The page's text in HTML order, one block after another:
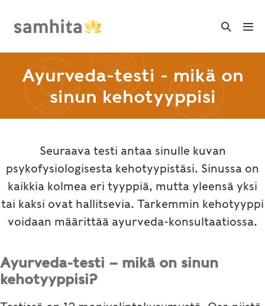
Search
Ayurveda-testi - mikä on
sinun kehotyyppisi
Seuraava testi antaa sinulle kuvan
psykofysiologisesta kehotyypistäsi. Sinussa on
kaikkia kolmea eri tyyppiä, mutta yleensä yksi
tai kaksi ovat hallitsevia. Tarkemmin kehotyyppi
voidaan määrittää ayurveda-konsultaatiossa.
Ayurveda-testi – mikä on sinun
kehotyyppisi?